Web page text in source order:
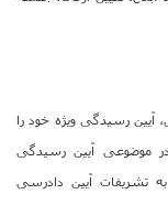
آیین رسیدگی ویژه خود را
موضوعی آیین رسیدگی
تشریفات آیین دادرسی